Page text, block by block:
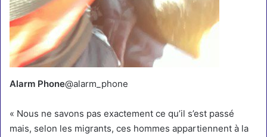
Alarm Phone@alarm_phone
« Nous ne savons pas exactement ce qu’il s’est passé
mais, selon les migrants, ces hommes appartiennent à la